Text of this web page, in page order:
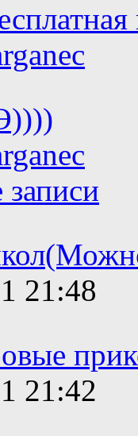
21:48
21:42